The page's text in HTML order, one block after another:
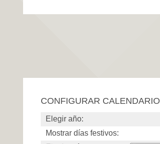
CONFIGURAR CALENDARIO
Elegir año:
Mostrar días festivos: